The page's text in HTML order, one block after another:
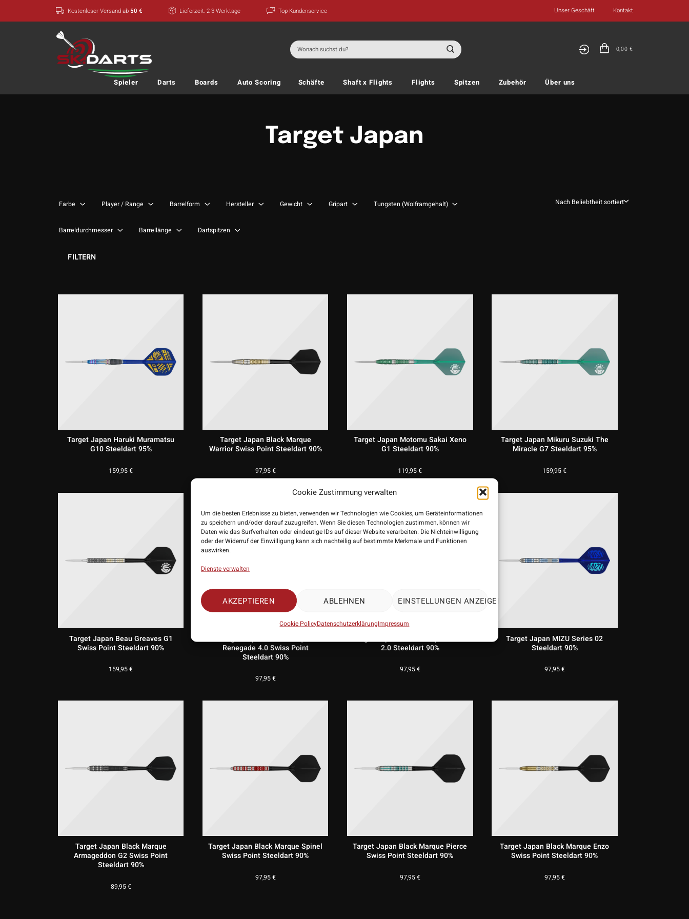
Cookie Zustimmung verwalten
Um die besten Erlebnisse zu bieten, verwenden wir Technologien wie Cookies, um Geräteinformationen
zu speichern und/oder darauf zuzugreifen. Wenn Sie diesen Technologien zustimmen, können wir
Daten wie das Surfverhalten oder eindeutige IDs auf dieser Website verarbeiten. Die Nichteinwilligung
oder der Widerruf der Einwilligung kann sich nachteilig auf bestimmte Merkmale und Funktionen
auswirken.
Dienste verwalten
AKZEPTIEREN ABLEHNEN EINSTELLUNGEN ANZEIGEN
Cookie PolicyDatenschutzerklärungImpressum
Kostenloser Versand ab50 € Lieferzeit: 2-3 Werktage Top Kundenservice Unser Geschäft Kontakt
Suchen
nach:
0,00 €
Spieler Darts Boards Auto Scoring Schäfte Shaft x Flights Flights Spitzen Zubehör Über uns
Target Japan
Farbe Player / Range Barrelform Hersteller Gewicht Gripart Tungsten (Wolframgehalt)
Barreldurchmesser Barrellänge Dartspitzen
FILTERN
Target Japan Haruki Muramatsu
G10 Steeldart 95%
159,95€
Target Japan Black Marque
Warrior Swiss Point Steeldart 90%
97,95€
Target Japan Motomu Sakai Xeno
G1 Steeldart 90%
119,95€
Target Japan Mikuru Suzuki The
Miracle G7 Steeldart 95%
159,95€
Target Japan Beau Greaves G1
Swiss Point Steeldart 90%
159,95€
Renegade 4.0 Swiss Point
Steeldart 90%
97,95€
2.0 Steeldart 90%
97,95€
Target Japan MIZU Series 02
Steeldart 90%
97,95€
Target Japan Black Marque
Armageddon G2 Swiss Point
Steeldart 90%
89,95€
Target Japan Black Marque Spinel
Swiss Point Steeldart 90%
97,95€
Target Japan Black Marque Pierce
Swiss Point Steeldart 90%
97,95€
Target Japan Black Marque Enzo
Swiss Point Steeldart 90%
97,95€